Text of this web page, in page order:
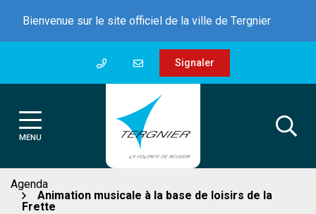
contenu
Bienvenue sur le site officiel de la ville de Tergnier
Signaler
MENU
Agenda
Animation musicale à la base de loisirs de la
Frette